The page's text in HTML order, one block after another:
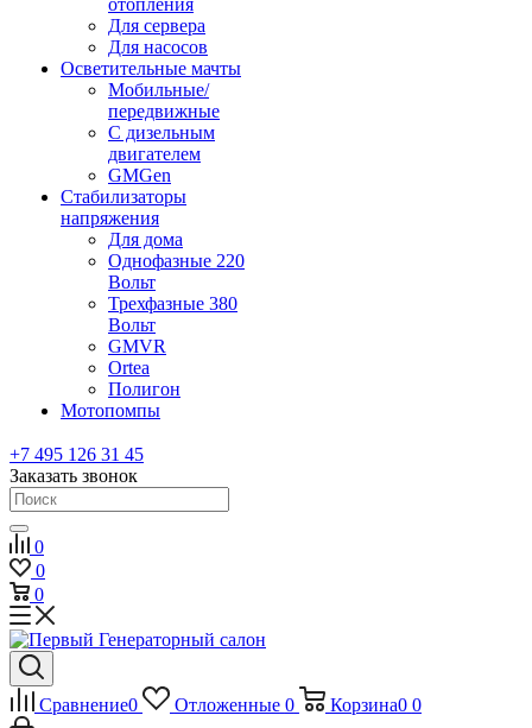
отопления
Для сервера
Для насосов
Осветительные мачты
Мобильные/
передвижные
С дизельным
двигателем
GMGen
Стабилизаторы
напряжения
Для дома
Однофазные 220
Вольт
Трехфазные 380
Вольт
GMVR
Ortea
Полигон
Мотопомпы
+7 495 126 31 45
Заказать звонок
0
0
0
Сравнение0 Отложенные 0 Корзина0 0